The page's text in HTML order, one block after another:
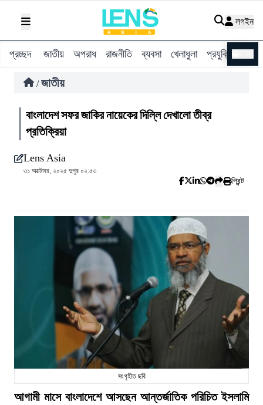
লগইন
প্রচ্ছদ জাতীয় অপরাধ রাজনীতি ব্যবসা খেলাধুলা প্রযুক্তি
/ জাতীয়
বাংলাদেশ সফর জাকির নায়েকের দিল্লি দেখালো তীব্র
প্রতিক্রিয়া
Lens Asia
৩১ অক্টোবর, ২০২৫ দুপুর ০২:৫৩
প্রিন্ট
সংগৃহীত ছবি
আগামী মাসে বাংলাদেশে আসছেন আন্তর্জাতিক পরিচিত ইসলামি